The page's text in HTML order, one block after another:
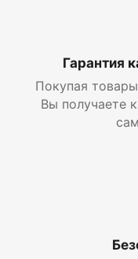
Гарантия
Покупая
Вы получаете